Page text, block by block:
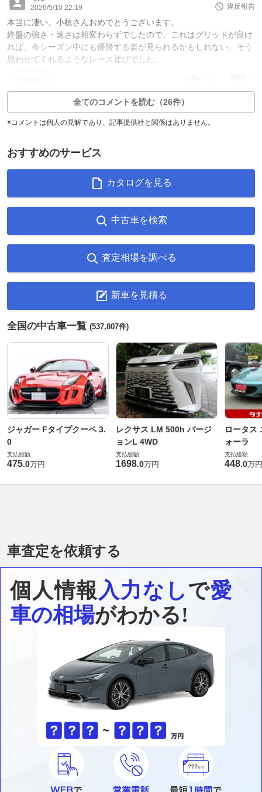
2026/5/10 22:19
違反報告
本当に凄い。小椋さんおめでとうございます。
終盤の強さ・速さは相変わらずでしたので、これはグリッドが良け
れば、今シーズン中にも優勝する姿が見られるかもしれない。そう
思わせてくれるようなレース運びでした。
全てのコメントを読む（26件）
※コメントは個人の見解であり、記事提供社と関係はありません。
おすすめのサービス
カタログを見る
中古車を検索
査定相場を調べる
新車を見積る
全国の中古車一覧 (537,807件)
ジャガー Fタイプクーペ 3.
0
支払総額
475.0万円
レクサス LM 500h バージ
ョンL 4WD
支払総額
1698.0万円
ロータス
ォーラ
支払総額
448.0万円
車査定を依頼する
個人情報入力なしで愛
車の相場がわかる!